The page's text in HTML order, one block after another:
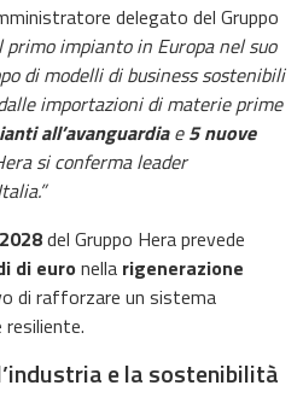
delegato del Gruppo
primo impianto in Europa nel suo
di modelli di business sostenibili
importazioni di materie prime
all’avanguardiae5 nuove
si conferma leader
del Gruppo Hera prevede
di euro nella rigenerazione
di rafforzare un sistema
e la sostenibilità